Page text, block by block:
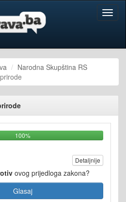
Narodna Skupština RS
100%
Detaljnije
ovog prijedloga zakona?
Glasaj